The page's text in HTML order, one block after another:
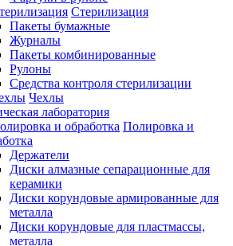
Стерилизация
Пакеты бумажные
Журналы
Пакеты комбинированные
Рулоны
Средства контроля стерилизации
Чехлы
лаборатория
Полировка и
Держатели
Диски алмазные сепарационные для
керамики
Диски корундовые армированные для
металла
Диски корундовые для пластмассы,
металла